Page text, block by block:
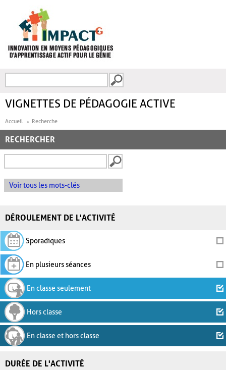
FORMULAIRE DE
VIGNETTES DE PÉDAGOGIE ACTIVE
Accueil Recherche
RECHERCHER
Voir tous les mots-clés
DÉROULEMENT DE L'ACTIVITÉ
Sporadiques
En plusieurs séances
En classe seulement
Hors classe
En classe et hors classe
DURÉE DE L'ACTIVITÉ